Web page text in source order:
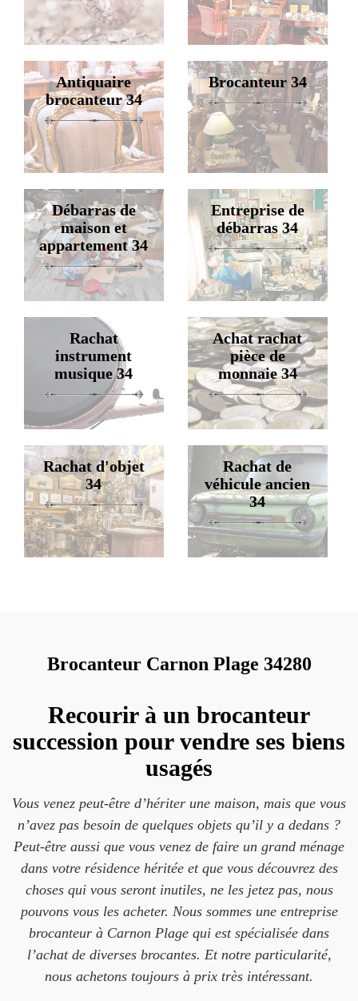
Antiquaire
brocanteur 34
Brocanteur 34
Débarras de
maison et
appartement 34
Entreprise de
débarras 34
Rachat
instrument
musique 34
Achat rachat
pièce de
monnaie 34
Rachat d'objet
34
Rachat de
véhicule ancien
34
Brocanteur Carnon Plage 34280
Recourir à un brocanteur
succession pour vendre ses biens
usagés
Vous venez peut-être d’hériter une maison, mais que vous
n’avez pas besoin de quelques objets qu’il y a dedans ?
Peut-être aussi que vous venez de faire un grand ménage
dans votre résidence héritée et que vous découvrez des
choses qui vous seront inutiles, ne les jetez pas, nous
pouvons vous les acheter. Nous sommes une entreprise
brocanteur à Carnon Plage qui est spécialisée dans
l’achat de diverses brocantes. Et notre particularité,
nous achetons toujours à prix très intéressant.